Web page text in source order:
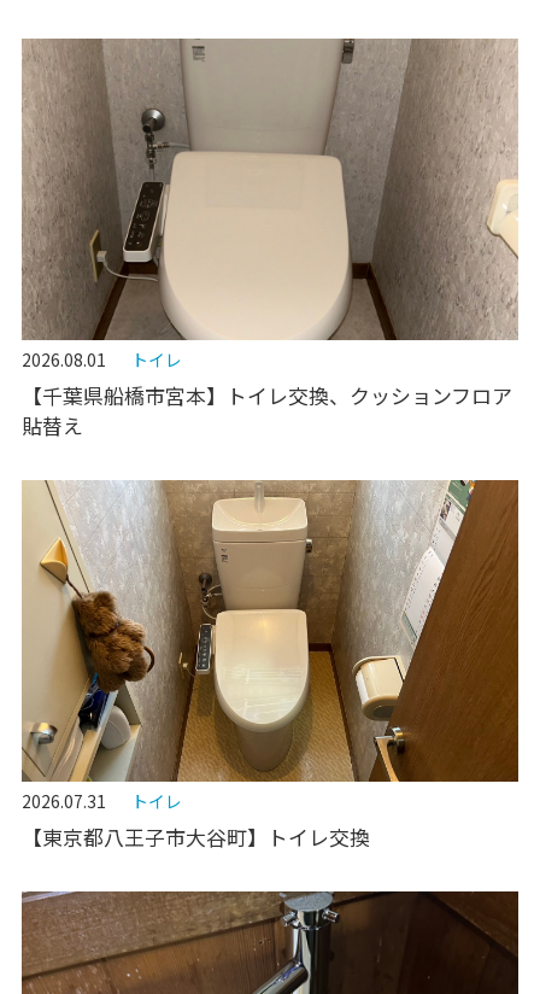
2026.08.01 トイレ
【千葉県船橋市宮本】トイレ交換、クッションフロア
貼替え
2026.07.31 トイレ
【東京都八王子市大谷町】トイレ交換